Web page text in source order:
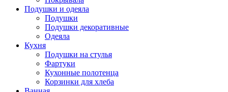
Подушки и одеяла
Подушки
Подушки декоративные
Одеяла
Кухня
Подушки на стулья
Фартуки
Кухонные полотенца
Корзинки для хлеба